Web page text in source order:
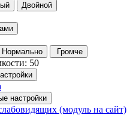
Двойной
Нормально Громче
50
настройки
(модуль на сайт)